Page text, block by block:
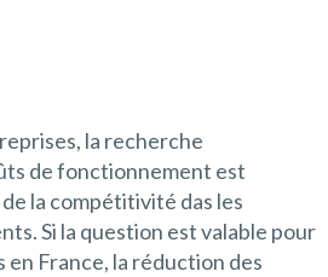
la recherche
de fonctionnement est
la compétitivité das les
Si la question est valable pour
France, la réduction des